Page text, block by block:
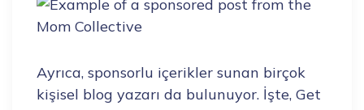
Ayrıca, sponsorlu içerikler sunan birçok
kişisel blog yazarı da bulunuyor. İşte, Get